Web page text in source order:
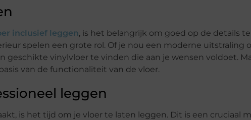
inclusief leggen, is het belangrijk om goed op de details
spelen een grote rol. Of je nou een moderne uitstraling
geschikte vinylvloer te vinden die aan je wensen voldoet.
van de functionaliteit van de vloer.
leggen
is het tijd om je vloer te laten leggen. Dit is een cruciaal